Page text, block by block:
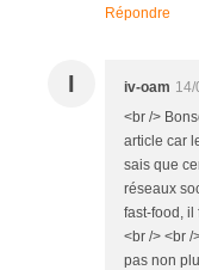
Répondre
I iv-oam
<br />
article car
sais que
réseaux
fast-food, il
<br /> <br /
pas non